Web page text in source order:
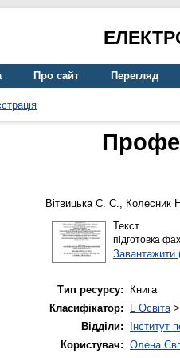
Про сайт Перегляд
Вітвицька С. С., Колесник
Текст
підготовка
Завантажити
Тип ресурсу:
Книга
Класифікатор:
L Освіта>
Відділи:
Інститут
Користувач: Олена